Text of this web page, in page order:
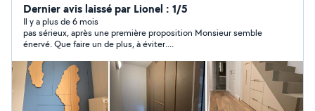
vos projets de menuiserie sur la métropole bordelaise.
Création de bibliothèques sur-mesure, claustras bois ou
agencement de dressings : j'allie esthétique et finitions
soignées pour transformer votre intérieur,Pose de
parquets. Basé à Cenon, je me déplace rapidement
pour étudier vos besoins et vous proposer des solutions
personnalisées. Travail propre, respect des délais et
passion du métier. Contactez-moi pour un devis gratuit !
Dernier avis laissé par Lionel : 1/5
Il y a plus de 6 mois
pas sérieux, après une première proposition Monsieur semble
énervé. Que faire un de plus, à éviter....